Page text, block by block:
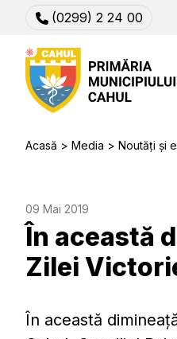
(0299) 2 24 00
Acasă Media Noutăți și
09 Mai 2019
În această
Zilei
În această